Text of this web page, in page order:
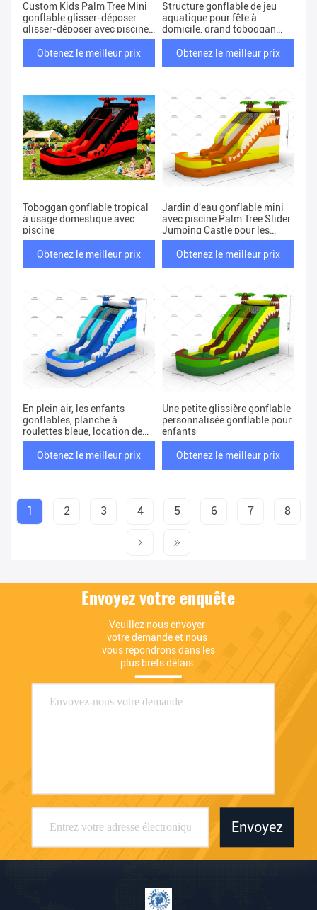
Custom Kids Palm Tree Mini
gonflable glisser-déposer
glisser-déposer avec piscine
pour le jardin
Obtenez le meilleur prix
Structure gonflable de jeu
aquatique pour fête à
domicile, grand toboggan
aquatique avec piscine
Obtenez le meilleur prix
Toboggan gonflable tropical
à usage domestique avec
piscine
Obtenez le meilleur prix
Jardin d'eau gonflable mini
avec piscine Palm Tree Slider
Jumping Castle pour les
enfants
Obtenez le meilleur prix
En plein air, les enfants
gonflables, planche à
roulettes bleue, location de
soirée, grand planche à
roulettes gonflables, avec
Obtenez le meilleur prix
Une petite glissière gonflable
personnalisée gonflable pour
enfants
Obtenez le meilleur prix
1 2 3 4 5 6 7 8
Envoyez votre enquête
Veuillez nous envoyer
votre demande et nous
vous répondrons dans les
plus brefs délais.
Envoyez